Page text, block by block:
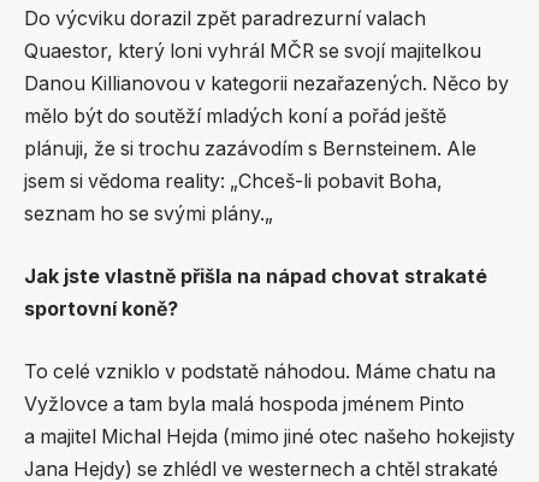
Do výcviku dorazil zpět paradrezurní valach
Quaestor, který loni vyhrál MČR se svojí majitelkou
Danou Killianovou v kategorii nezařazených. Něco by
mělo být do soutěží mladých koní a pořád ještě
plánuji, že si trochu zazávodím s Bernsteinem. Ale
jsem si vědoma reality: „Chceš-li pobavit Boha,
seznam ho se svými plány.„
Jak jste vlastně přišla na nápad chovat strakaté
sportovní koně?
To celé vzniklo v podstatě náhodou. Máme chatu na
Vyžlovce a tam byla malá hospoda jménem Pinto
a majitel Michal Hejda (mimo jiné otec našeho hokejisty
Jana Hejdy) se zhlédl ve westernech a chtěl strakaté